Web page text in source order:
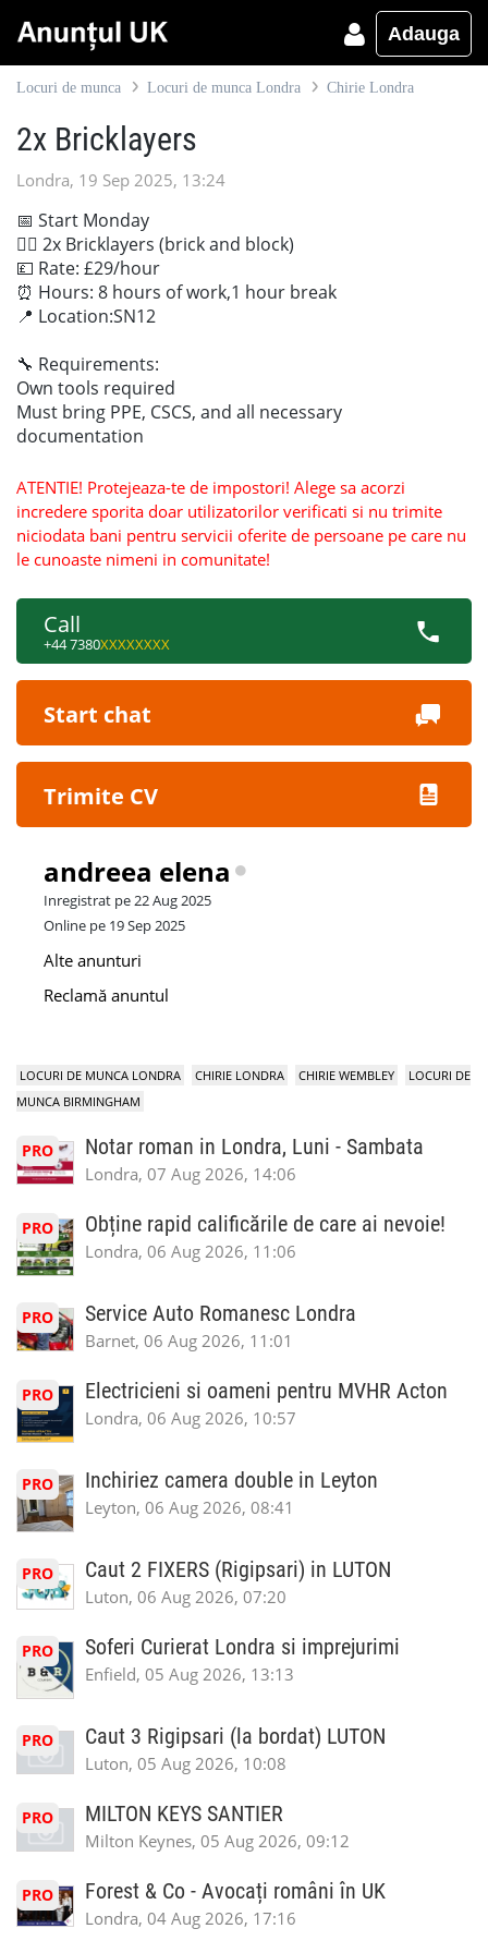
Adauga
Locuri de munca Locuri de munca Londra Chirie Londra
2x Bricklayers
Londra, 19 Sep 2025, 13:24
📅 Start Monday
👷‍♂ 2x Bricklayers (brick and block)
💷 Rate: £29/hour
⏰ Hours: 8 hours of work,1 hour break
📍 Location:SN12
🔧 Requirements:
Own tools required
Must bring PPE, CSCS, and all necessary
documentation
ATENTIE! Protejeaza-te de impostori! Alege sa acorzi
incredere sporita doar utilizatorilor verificati si nu trimite
niciodata bani pentru servicii oferite de persoane pe care nu
le cunoaste nimeni in comunitate!
Call
+44 7380XXXXXXXX
Start chat
Trimite CV
andreea elena
Inregistrat pe 22 Aug 2025
Online pe 19 Sep 2025
Alte anunturi
Reclamă anuntul
LOCURI DE MUNCA LONDRA CHIRIE LONDRA CHIRIE WEMBLEY
LOCURI DE
MUNCA BIRMINGHAM
PRO Notar roman in Londra, Luni - Sambata
Londra, 07 Aug 2026, 14:06
PRO Obține rapid calificările de care ai nevoie!
Londra, 06 Aug 2026, 11:06
PRO Service Auto Romanesc Londra
Barnet, 06 Aug 2026, 11:01
PRO Electricieni si oameni pentru MVHR Acton
Londra, 06 Aug 2026, 10:57
PRO Inchiriez camera double in Leyton
Leyton, 06 Aug 2026, 08:41
PRO Caut 2 FIXERS (Rigipsari) in LUTON
Luton, 06 Aug 2026, 07:20
PRO Soferi Curierat Londra si imprejurimi
Enfield, 05 Aug 2026, 13:13
PRO Caut 3 Rigipsari (la bordat) LUTON
Luton, 05 Aug 2026, 10:08
PRO MILTON KEYS SANTIER
Milton Keynes, 05 Aug 2026, 09:12
PRO Forest & Co - Avocați români în UK
Londra, 04 Aug 2026, 17:16